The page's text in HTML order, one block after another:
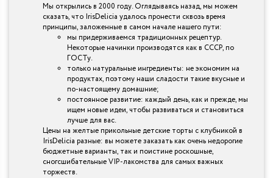
Мы открылись в 2000 году. Оглядываясь назад, мы можем
сказать, что IrisDelicia удалось пронести сквозь время
принципы, заложенные в самом начале нашего пути:
мы придерживаемся традиционных рецептур.
Некоторые начинки производятся как в СССР, по
ГОСТу.
только натуральные ингредиенты: не экономим на
продуктах, поэтому наши сладости такие вкусные и
по-настоящему домашние;
постоянное развитие: каждый день, как и прежде, мы
ищем новые идеи, чтобы развиваться и становиться
лучше для вас.
Цены на желтые прикольные детские торты с клубникой в
IrisDelicia разные: вы можете заказать как очень недорогие
бюджетные варианты, так и поистине роскошные,
сногсшибательные VIP-лакомства для самых важных
торжеств.